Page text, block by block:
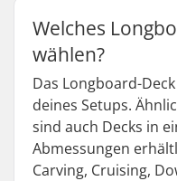
Welches
wählen?
Das Longboard-
deines Setups.
sind auch Decks in
Abmessungen
Carving, Cruising,